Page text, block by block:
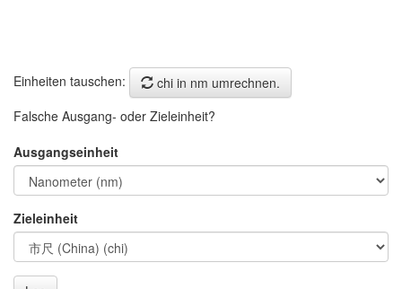
Einheiten tauschen:
chi in nm umrechnen.
Falsche Ausgang- oder Zieleinheit?
Ausgangseinheit
Zieleinheit